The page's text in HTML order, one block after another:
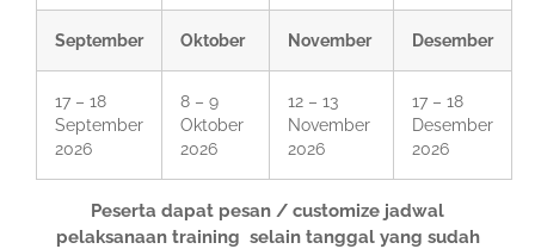
September Oktober November Desember
17 – 18
September
2026
8 – 9
Oktober
2026
12 – 13
November
2026
17 – 18
Desember
2026
Peserta dapat pesan / customize jadwal
pelaksanaan training selain tanggal yang sudah